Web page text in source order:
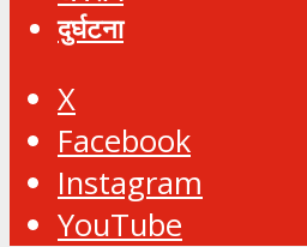
दुर्घटना
X
Facebook
Instagram
YouTube